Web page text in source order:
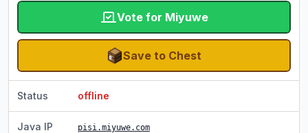
Vote for Miyuwe
Save to Chest
Status offline
Java IP pisi.miyuwe.com